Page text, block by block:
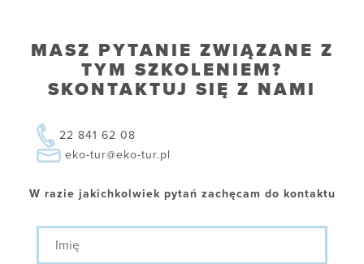
MASZ PYTANIE ZWIĄZANE Z
TYM SZKOLENIEM?
SKONTAKTUJ SIĘ Z NAMI
22 841 62 08
eko-tur@eko-tur.pl
W razie jakichkolwiek pytań zachęcam do kontaktu
Imię